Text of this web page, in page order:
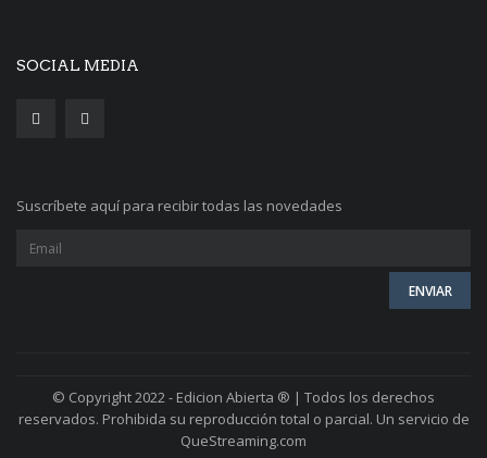
SOCIAL MEDIA
Suscríbete aquí para recibir todas las novedades
© Copyright 2022 - Edicion Abierta ® | Todos los derechos
reservados. Prohibida su reproducción total o parcial. Un servicio de
QueStreaming.com